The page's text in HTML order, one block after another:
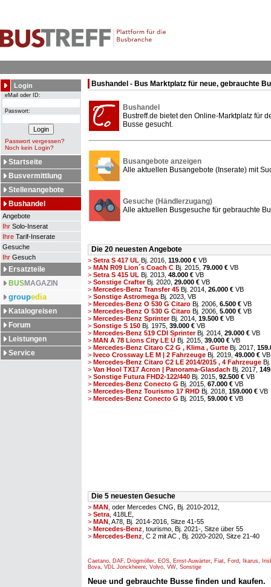
Login
eMail oder ID:
Passwort:
Passwort vergessen?
Noch kein Login?
Startseite
Busvermittlung
Stellenangebote
Bushandel
Angebote
Ihr Solo-Inserat
Ihre Tarif-Inserate
Gesuche
Ihr Gesuch
Ersatzteile
BUSMAGAZIN
groupedia
Katalogreisen
Forum
Leistungen
Service
Bushandel - Bus Marktplatz für neue, gebrauchte
Bushandel
Bustreff.de bietet den Online-Marktplatz für
Busse gesucht.
Busangebote anzeigen
Alle aktuellen Busangebote (Inserate) mit
Gesuche (Händlerzugang)
Alle aktuellen Busgesuche für gebrauchte
Die 20 neuesten Angebote
> Setra S 417 UL Bj. 2016, 119.000 € VB
> MAN R09 Lion´s Coach C Bj. 2015, 79.000 € VB
> Setra S 415 UL Bj. 2013, 48.000 € VB
> Sonstige CrafterBj. 2020, 29.000 € VB
> Mercedes-Benz Transfer 45 Bj. 2014, 26.000 € VB
> Sonstige Astromega Bj. 2023, VB
> Mercedes-Benz O 530 G Citaro Bj. 2006, 6.500 € VB
> Mercedes-Benz O 530 G Citaro Bj. 2006, 5.000 € VB
> Mercedes-Benz SprinterBj. 2014, 19.500 € VB
> Sonstige S 150 Bj. 1975, 39.000 € VB
> Mercedes-Benz 519 CDI SprinterBj. 2014, 29.000 € VB
> MAN A 78 Lions City LE Ü Bj. 2015, 39.000 € VB
> Mercedes-Benz Citaro C2 G , Klima , Gurte Bj. 2017,
> Iveco Crossway LE M | 2 Fahrzeuge Bj. 2019, 49.000 € VB
> Mercedes-Benz Citaro C2 LE 2014/2015 , 4 Fahrzeuge
> Van Hool TX17 Acron | Panorama-Glasdach Bj. 2017,
> Sonstige Futura FHD2-122/440 Bj. 2015, 92.500 € VB
> Mercedes-Benz Conecto G Bj. 2015, 67.000 € VB
> Mercedes-Benz Tourismo 17 RHD Bj. 2018, 159.000 € VB
> Mercedes-Benz Conecto G Bj. 2015, 59.000 € VB
Die 5 neuesten Gesuche
> MAN , oder Mercedes CNG, Bj. 2010-2012,
> Setra , 418LE,
> MAN , A78, Bj. 2014-2016, Sitze 41-55
> Mercedes-Benz , tourismo, Bj. 2021-, Sitze über 55
> Mercedes-Benz , C 2 mit AC , Bj. 2020-2020, Sitze 21-40
Caetano, DAF, Drögmöller, EOS, Ernst-Auwärter, Fiat, Ford, Ikarus,
Bova, VDL Jonckheere, Volvo, VW, Sonstige
Neue und gebrauchte Busse finden und kaufen.